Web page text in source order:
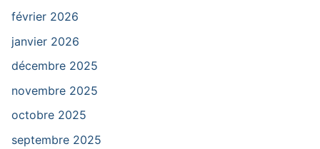
février 2026
janvier 2026
décembre 2025
novembre 2025
octobre 2025
septembre 2025